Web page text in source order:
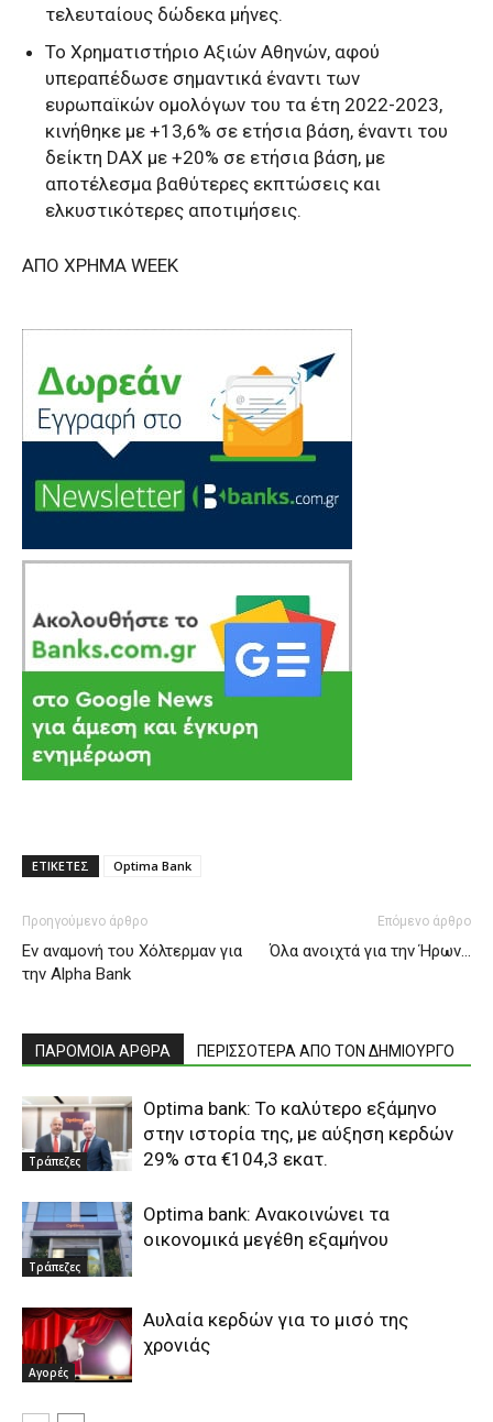
τελευταίους δώδεκα μήνες.
Το Χρηματιστήριο Αξιών Αθηνών, αφού
υπεραπέδωσε σημαντικά έναντι των
ευρωπαϊκών ομολόγων του τα έτη 2022-2023,
κινήθηκε με +13,6% σε ετήσια βάση, έναντι του
δείκτη DAX με +20% σε ετήσια βάση, με
αποτέλεσμα βαθύτερες εκπτώσεις και
ελκυστικότερες αποτιμήσεις.
AΠΟ ΧΡΗΜΑ WEEK
ΕΤΙΚΕΤΕΣ Optima Bank
Προηγούμενο άρθρο
Εν αναμονή του Χόλτερμαν για
την Alpha Bank
Επόμενο άρθρο
Όλα ανοιχτά για την Ήρων…
ΠΑΡΟΜΟΙΑ ΑΡΘΡΑ ΠΕΡΙΣΣΟΤΕΡΑ ΑΠΟ ΤΟΝ ΔΗΜΙΟΥΡΓΟ
Τράπεζες
Optima bank: Το καλύτερο εξάμηνο
στην ιστορία της, με αύξηση κερδών
29% στα €104,3 εκατ.
Τράπεζες
Optima bank: Ανακοινώνει τα
οικονομικά μεγέθη εξαμήνου
Αγορές
Αυλαία κερδών για το μισό της
χρονιάς